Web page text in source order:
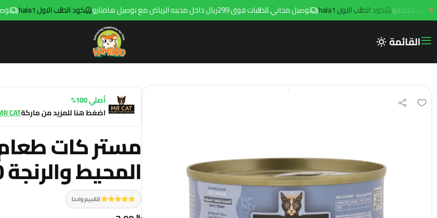
كود الطلب الاول hala1 توصيل مجاني للطلبات فوق 299ريال داخل مدينه الرياض مع توصيل هامتارو كود الطلب الاول hala1 توصيل مجاني
القائمة Hamtaro
أصلي 100%
اضغط هنا للمزيد من ماركةCAT
مستر كات
المحيط والرنجة 60جم
(تقييم واحد)